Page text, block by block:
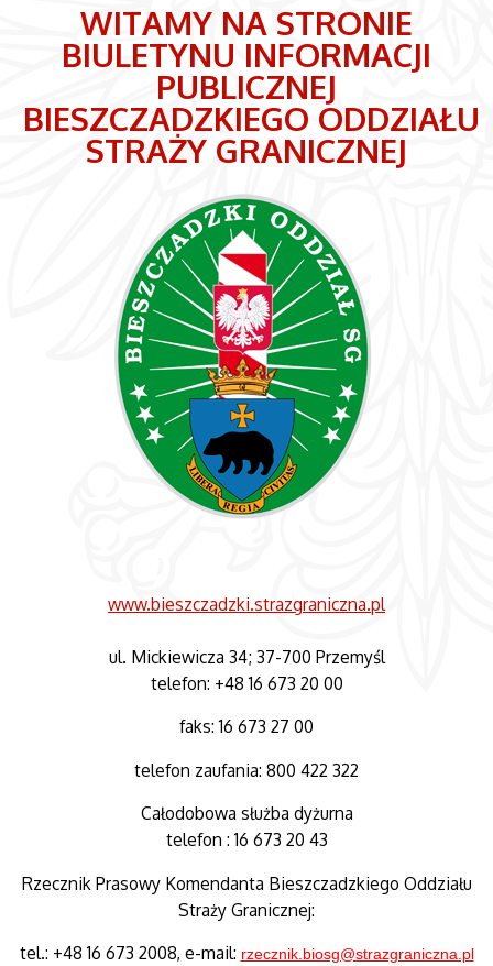
WITAMY NA STRONIE
BIULETYNU INFORMACJI
PUBLICZNEJ
BIESZCZADZKIEGO ODDZIAŁU
STRAŻY GRANICZNEJ
www.bieszczadzki.strazgraniczna.pl
ul. Mickiewicza 34; 37-700 Przemyśl
telefon: +48 16 673 20 00
faks: 16 673 27 00
telefon zaufania: 800 422 322
Całodobowa służba dyżurna
telefon : 16 673 20 43
Rzecznik Prasowy Komendanta Bieszczadzkiego Oddziału
Straży Granicznej:
tel.: +48 16 673 2008, e-mail: rzecznik.biosg@strazgraniczna.pl